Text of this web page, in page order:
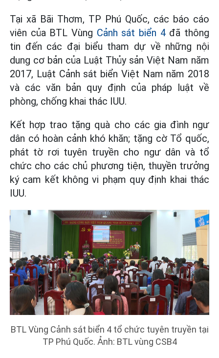
Tại xã Bãi Thơm, TP Phú Quốc, các báo cáo
viên của BTL Vùng Cảnh sát biển 4đã thông
tin đến các đại biểu tham dự về những nội
dung cơ bản của Luật Thủy sản Việt Nam năm
2017, Luật Cảnh sát biển Việt Nam năm 2018
và các văn bản quy định của pháp luật về
phòng, chống khai thác IUU.
Kết hợp trao tặng quà cho các gia đình ngư
dân có hoàn cảnh khó khăn; tặng cờ Tổ quốc,
phát tờ rơi tuyên truyền cho ngư dân và tổ
chức cho các chủ phương tiện, thuyền trưởng
ký cam kết không vi phạm quy định khai thác
IUU.
BTL Vùng Cảnh sát biển 4 tổ chức tuyên truyền tại
TP Phú Quốc. Ảnh: BTL vùng CSB4